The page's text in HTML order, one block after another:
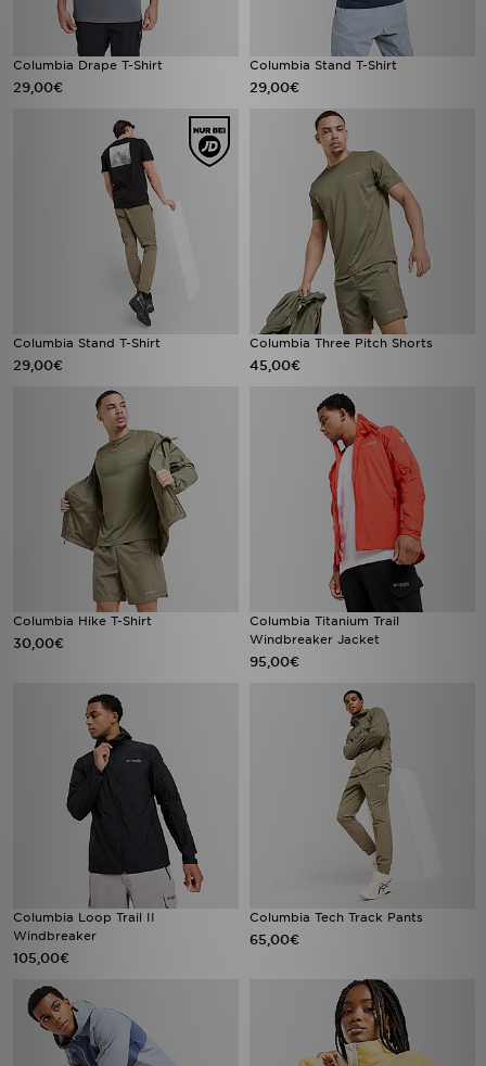
Columbia Drape T-Shirt
29,00€
Columbia Stand T-Shirt
29,00€
Columbia Stand T-Shirt
29,00€
Columbia Three Pitch Shorts
45,00€
Columbia Hike T-Shirt
30,00€
Columbia Titanium Trail
Windbreaker Jacket
95,00€
Columbia Loop Trail II
Windbreaker
105,00€
Columbia Tech Track Pants
65,00€